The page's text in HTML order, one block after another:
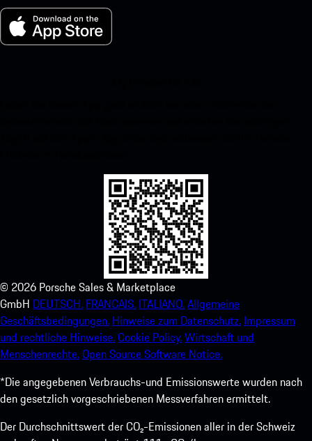
© 2026 Porsche Sales & Marketplace
GmbH DEUTSCH. FRANCAIS. ITALIANO.Allgemeine
Geschäftsbedingungen. Hinweise zum Datenschutz. Impressum
und rechtliche Hinweise.Cookie Policy.Wirtschaft und
Menschenrechte.Open Source Software Notice.
*Die angegebenen Verbrauchs-und Emissionswerte wurden nach
den gesetzlich vorgeschriebenen Messverfahren ermittelt.
Der Durchschnittswert der CO₂-Emissionen aller in der Schweiz